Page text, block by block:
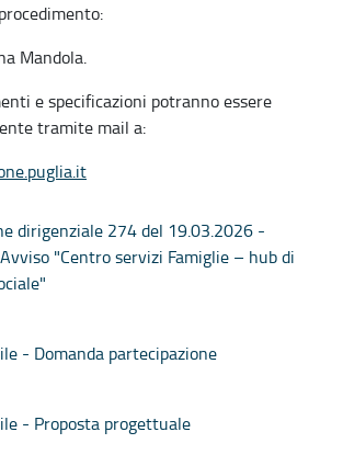
Mandola.
e specificazioni potranno essere
tramite mail a:
dirigenziale 274 del 19.03.2026 -
"Centro servizi Famiglie – hub di
- Domanda partecipazione
- Proposta progettuale